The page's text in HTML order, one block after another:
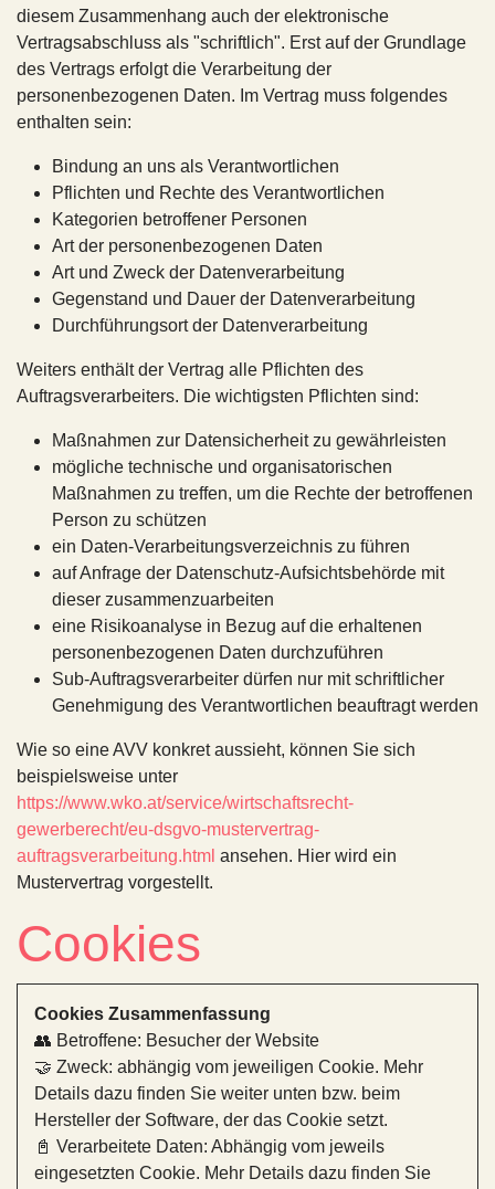
diesem Zusammenhang auch der elektronische
Vertragsabschluss als "schriftlich". Erst auf der Grundlage
des Vertrags erfolgt die Verarbeitung der
personenbezogenen Daten. Im Vertrag muss folgendes
enthalten sein:
Bindung an uns als Verantwortlichen
Pflichten und Rechte des Verantwortlichen
Kategorien betroffener Personen
Art der personenbezogenen Daten
Art und Zweck der Datenverarbeitung
Gegenstand und Dauer der Datenverarbeitung
Durchführungsort der Datenverarbeitung
Weiters enthält der Vertrag alle Pflichten des
Auftragsverarbeiters. Die wichtigsten Pflichten sind:
Maßnahmen zur Datensicherheit zu gewährleisten
mögliche technische und organisatorischen
Maßnahmen zu treffen, um die Rechte der betroffenen
Person zu schützen
ein Daten-Verarbeitungsverzeichnis zu führen
auf Anfrage der Datenschutz-Aufsichtsbehörde mit
dieser zusammenzuarbeiten
eine Risikoanalyse in Bezug auf die erhaltenen
personenbezogenen Daten durchzuführen
Sub-Auftragsverarbeiter dürfen nur mit schriftlicher
Genehmigung des Verantwortlichen beauftragt werden
Wie so eine AVV konkret aussieht, können Sie sich
beispielsweise unter
https://www.wko.at/service/wirtschaftsrecht-
gewerberecht/eu-dsgvo-mustervertrag-
auftragsverarbeitung.html ansehen. Hier wird ein
Mustervertrag vorgestellt.
Cookies
Cookies Zusammenfassung
👥 Betroffene: Besucher der Website
🤝 Zweck: abhängig vom jeweiligen Cookie. Mehr
Details dazu finden Sie weiter unten bzw. beim
Hersteller der Software, der das Cookie setzt.
📓 Verarbeitete Daten: Abhängig vom jeweils
eingesetzten Cookie. Mehr Details dazu finden Sie